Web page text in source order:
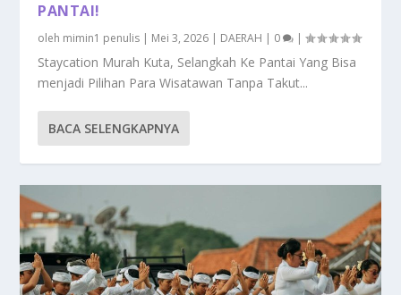
PANTAI!
oleh mimin1 penulis | Mei 3, 2026 | DAERAH | 0 |
Staycation Murah Kuta, Selangkah Ke Pantai Yang Bisa
menjadi Pilihan Para Wisatawan Tanpa Takut...
BACA SELENGKAPNYA